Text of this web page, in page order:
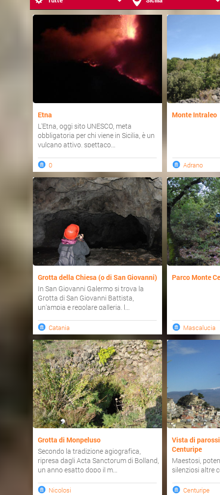
Etna
L'Etna, oggi sito UNESCO, meta
obbligatoria per chi viene in Sicilia, è un
vulcano attivo, spettaco...
0
Monte Intraleo
Adrano
Grotta della Chiesa (o di San Giovanni)
In San Giovanni Galermo si trova la
Grotta di San Giovanni Battista,
un'ampia e regolare galleria, l...
Catania
Parco Monte
Mascalucia
Grotta di Monpeluso
Secondo la tradizione agiografica,
ripresa dagli Acta Sanctorum di Bolland,
un anno esatto dopo il m...
Nicolosi
Vista di
Centuripe
Maestosi,
silenziosi altre
Centuripe